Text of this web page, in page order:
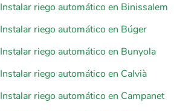
Instalar riego automático en Binissalem
Instalar riego automático en Búger
Instalar riego automático en Bunyola
Instalar riego automático en Calvià
Instalar riego automático en Campanet